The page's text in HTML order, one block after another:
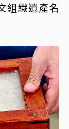
組織遺產名